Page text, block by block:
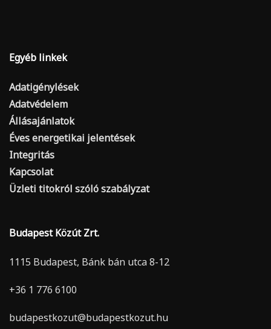
Egyéb linkek
Adatigénylések
Adatvédelem
Állásajánlatok
Éves energetikai jelentések
Integritás
Kapcsolat
Üzleti titokról szóló szabályzat
Budapest Közút Zrt.
1115 Budapest, Bánk bán utca 8-12
+36 1 776 6100
budapestkozut@budapestkozut.hu